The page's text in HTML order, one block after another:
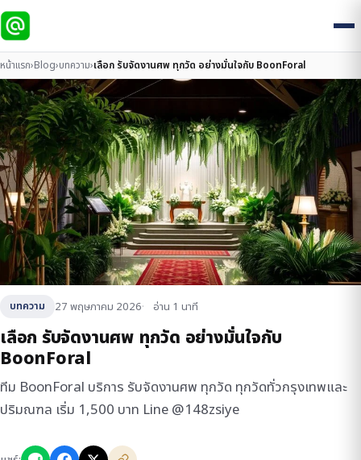
หน้าแรก›Blog›บทความ›เลือก รับจัดงานศพ ทุกวัด อย่างมั่นใจกับ BoonForal
บทความ 27 พฤษภาคม 2026 อ่าน 1 นาที
เลือก รับจัดงานศพ ทุกวัด อย่างมั่นใจกับ
BoonForal
ทีม BoonForal บริการ รับจัดงานศพ ทุกวัด ทุกวัดทั่วกรุงเทพและ
ปริมณฑล เริ่ม 1,500 บาท Line @148zsiye